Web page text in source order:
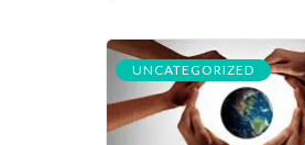
UNCATEGORIZED